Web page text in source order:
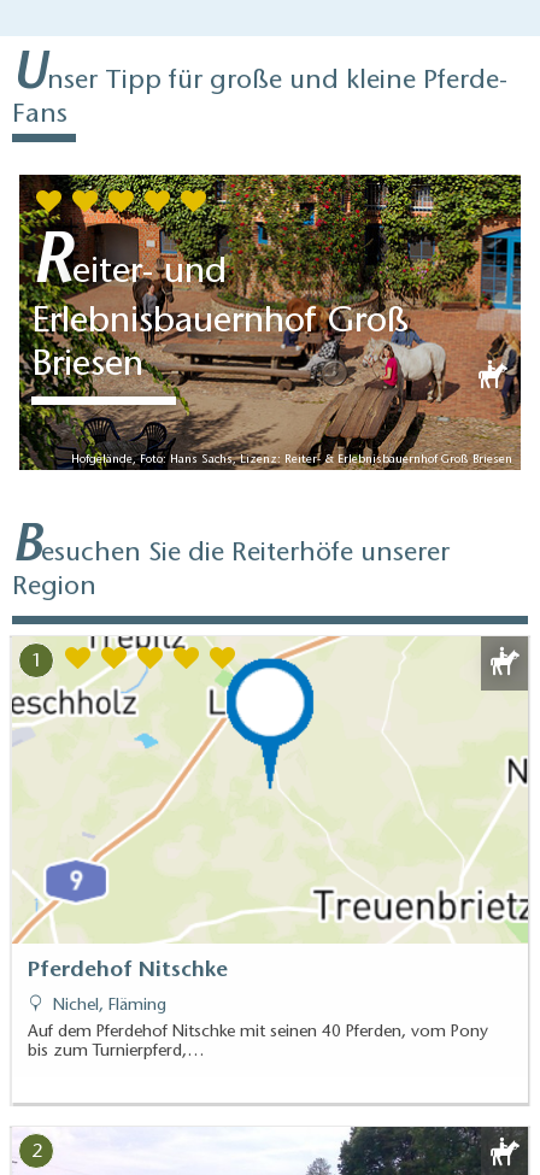
Unser Tipp für große und kleine Pferde-
Fans
Reiter- und
Erlebnisbauernhof Groß
Briesen
gerade geschlossen
08:00 - 17:00 Uhr
Hofgelände, Foto: Hans Sachs, Lizenz: Reiter- & Erlebnisbauernhof Groß Briesen
Besuchen Sie die Reiterhöfe unserer
Region
1
Pferdehof Nitschke
Nichel, Fläming
Auf dem Pferdehof Nitschke mit seinen 40 Pferden, vom Pony
bis zum Turnierpferd,…
2